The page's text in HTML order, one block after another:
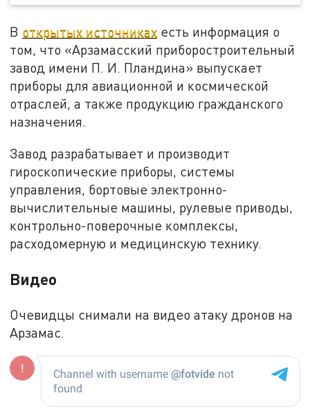
В открытых источниках есть информация о
том, что «Арзамасский приборостроительный
завод имени П. И. Пландина» выпускает
приборы для авиационной и космической
отраслей, а также продукцию гражданского
назначения.
Завод разрабатывает и производит
гироскопические приборы, системы
управления, бортовые электронно-
вычислительные машины, рулевые приводы,
контрольно-поверочные комплексы,
расходомерную и медицинскую технику.
Видео
Очевидцы снимали на видео атаку дронов на
Арзамас.